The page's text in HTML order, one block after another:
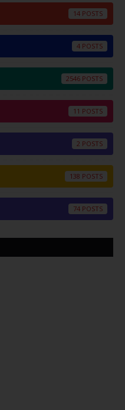
14
4
2546
11
2
138
74